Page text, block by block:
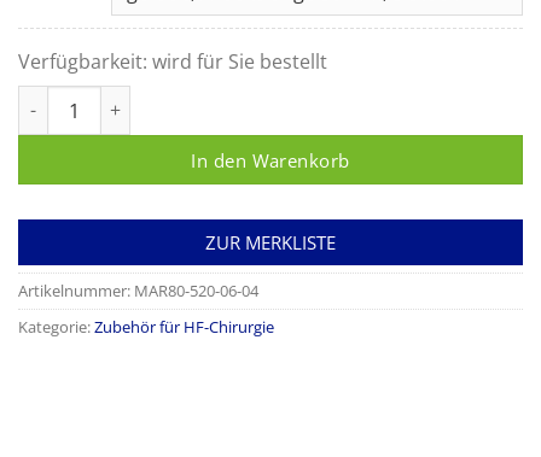
Verfügbarkeit: wird für Sie bestellt
In den Warenkorb
ZUR MERKLISTE
Artikelnummer: MAR80-520-06-04
Kategorie:Zubehör für HF-Chirurgie